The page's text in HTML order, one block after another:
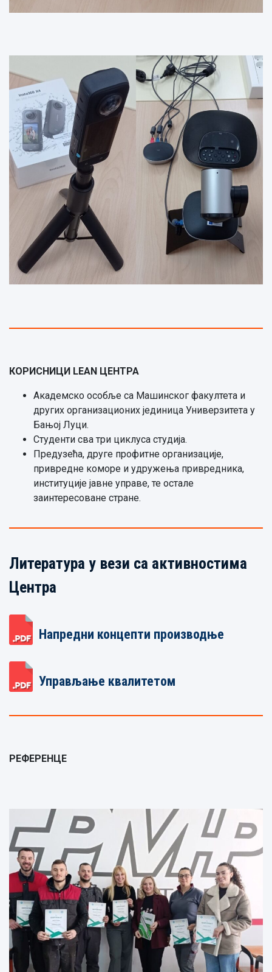
КОРИСНИЦИ LEAN ЦЕНТРА
Aкадемско особље са Машинског факултета и
других организационих јединица Универзитета у
Бањој Луци.
Студенти сва три циклуса студија.
Предузећа, друге профитне организације,
привредне коморе и удружења привредника,
институције јавне управе, те остале
заинтересоване стране.
Литература у вези са активностима
Центра
Напредни концепти производње
Управљање квалитетом
РЕФЕРЕНЦЕ